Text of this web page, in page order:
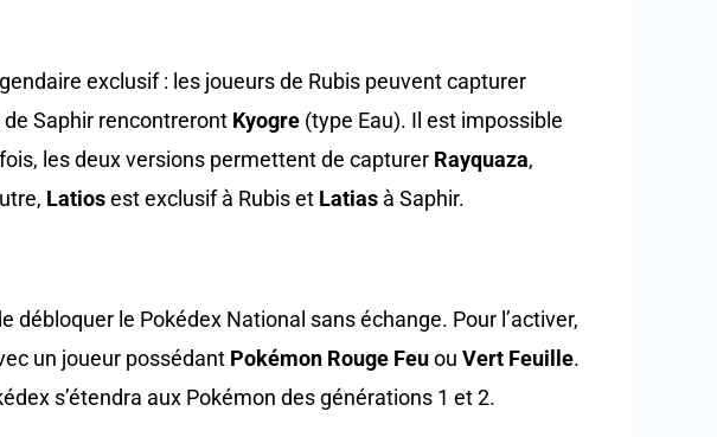
exclusif : les joueurs de Rubis peuvent capturer
Saphir rencontreront Kyogre (type Eau). Il est impossible
les deux versions permettent de capturer Rayquaza,
Latiosest exclusif à Rubis et Latias à Saphir.
débloquer le Pokédex National sans échange. Pour l’activer,
un joueur possédant Pokémon Rouge Feuou Vert Feuille.
s’étendra aux Pokémon des générations 1 et 2.